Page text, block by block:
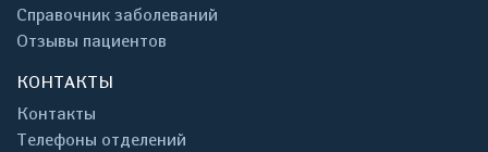
Справочник заболеваний
Отзывы пациентов
КОНТАКТЫ
Контакты
Телефоны отделений